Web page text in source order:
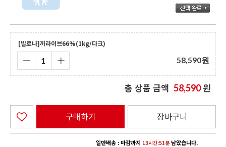
[발로나]까라이브66%(1kg/다크)
58,590원
총 상품 금액 58,590원
구매하기 장바구니
일반배송 : 마감까지 13시간:51분남았습니다.